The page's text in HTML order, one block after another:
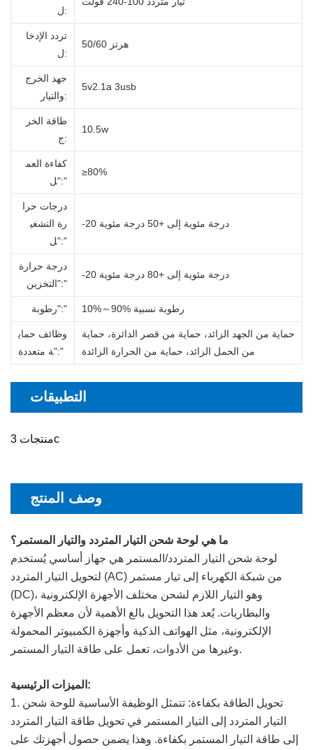
ل:
تردد الإدخا
ل:
50/60 هرتز
جهد الخرج
والتيار:
5v2.1a 3usb
طاقة الخر
ج:
10.5w
كفاءة العم
ل":"
≥80%
درجات حرا
رة التشغي
ل":"
-20 درجة مئوية إلى +50 درجة مئوية
درجة حرارة
التخزين":"
-20 درجة مئوية إلى +80 درجة مئوية
رطوبة":" 10%～90% رطوبة نسبية
وظائف حماي
ة متعددة":"
حماية من الجهد الزائد، حماية من قصر الدائرة، حماية
من الحمل الزائد، حماية من الحرارة الزائدة
التطبيقات
منتجات 3c
وصف المنتج
ما هي لوحة شحن التيار المتردد والتيار المستمر؟
لوحة شحن التيار المتردد/المستمر هي جهاز أساسي يُستخدم
لتحويل التيار المتردد (AC) من شبكة الكهرباء إلى تيار مستمر
(DC)، وهو التيار اللازم لشحن مختلف الأجهزة الإلكترونية
والبطاريات. يُعد هذا التحويل بالغ الأهمية لأن معظم الأجهزة
الإلكترونية، مثل الهواتف الذكية وأجهزة الكمبيوتر المحمولة
وغيرها من الأدوات، تعمل على طاقة التيار المستمر.
الميزات الرئيسية:
1. تحويل الطاقة بكفاءة: تتمثل الوظيفة الأساسية للوحة شحن
التيار المتردد إلى التيار المستمر في تحويل طاقة التيار المتردد
إلى طاقة التيار المستمر بكفاءة. وهذا يضمن حصول أجهزتك على